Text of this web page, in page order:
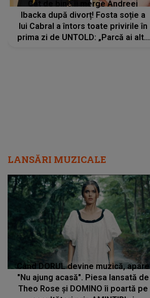
Când DORUL devine muzică, apare
"Nu ajung acasă". Piesa lansată de
Theo Rose și DOMINO îi poartă pe
ascultători prin AMINTIRI și
REGĂSIRI, iar drumul emoțiilor
trece prin sufletul publicului:
"Pentru toți cei care au plecat
departe ca să le fie mai bine"